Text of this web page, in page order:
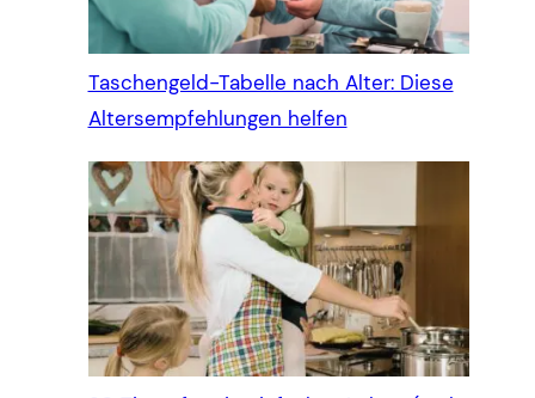
Taschengeld-Tabelle nach Alter: Diese
Altersempfehlungen helfen